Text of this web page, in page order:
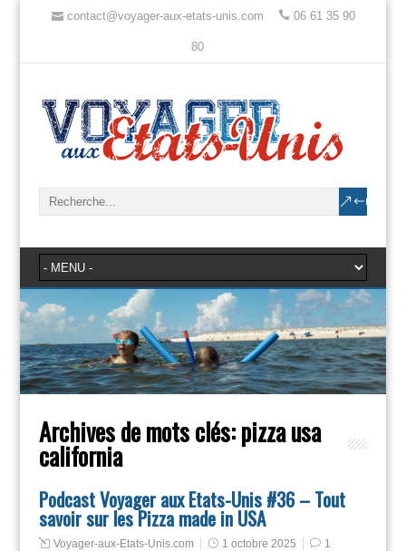
contact@voyager-aux-etats-unis.com 06 61 35 90
80
Archives de mots clés:pizza usa
california
Podcast Voyager aux Etats-Unis #36 – Tout
savoir sur les Pizza made in USA
Voyager-aux-Etats-Unis.com 1 octobre 2025
1